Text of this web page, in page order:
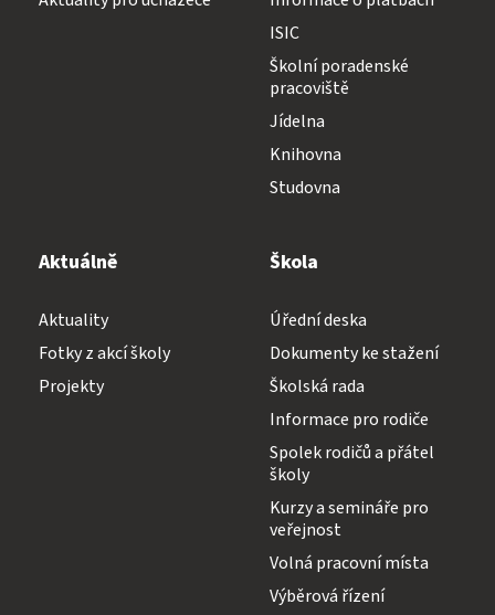
ISIC
Školní poradenské
pracoviště
Jídelna
Knihovna
Studovna
Aktuálně
Aktuality
Fotky z akcí školy
Projekty
Škola
Úřední deska
Dokumenty ke stažení
Školská rada
Informace pro rodiče
Spolek rodičů a přátel
školy
Kurzy a semináře pro
veřejnost
Volná pracovní místa
Výběrová řízení